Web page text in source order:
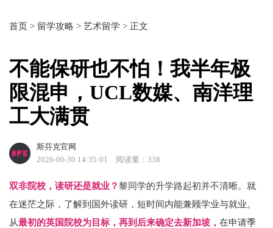
首页 > 留学攻略 > 艺术留学 > 正文
不能保研也不怕！我半年极
限混申，UCL数媒、南洋理
工大满贯
斯芬克官网
2026-06-30 14:35:01
阅读量：338
双非院校，读研还是就业？黎同学的升学路起初并不清晰。 就
在迷茫之际，了解到国外读研，短时间内能兼顾学业与就业。
从最初的英国院校为目标，再到后来确定去新加坡， 在申请季